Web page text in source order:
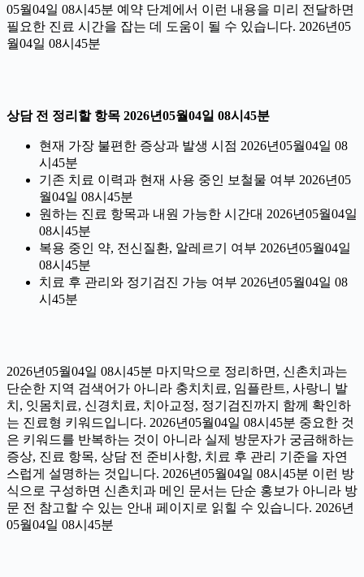
05월04일 08시45분 예약 단계에서 이런 내용을 미리 전달하면
필요한 진료 시간을 잡는 데 도움이 될 수 있습니다. 2026년05
월04일 08시45분
상담 전 정리할 항목 2026년05월04일 08시45분
현재 가장 불편한 증상과 발생 시점 2026년05월04일 08
시45분
기존 치료 이력과 현재 사용 중인 보철물 여부 2026년05
월04일 08시45분
원하는 진료 항목과 내원 가능한 시간대 2026년05월04일
08시45분
복용 중인 약, 전신질환, 알레르기 여부 2026년05월04일
08시45분
치료 후 관리와 정기검진 가능 여부 2026년05월04일 08
시45분
2026년05월04일 08시45분 마지막으로 정리하면, 신촌치과는
단순한 지역 검색어가 아니라 충치치료, 임플란트, 사랑니 발
치, 잇몸치료, 신경치료, 치아교정, 정기검진까지 함께 확인하
는 진료형 키워드입니다. 2026년05월04일 08시45분 중요한 것
은 키워드를 반복하는 것이 아니라 실제 방문자가 궁금해하는
증상, 진료 항목, 상담 전 준비사항, 치료 후 관리 기준을 자연
스럽게 설명하는 것입니다. 2026년05월04일 08시45분 이런 방
식으로 구성하면 신촌치과 메인 문서는 단순 홍보가 아니라 방
문 전 참고할 수 있는 안내 페이지로 읽힐 수 있습니다. 2026년
05월04일 08시45분